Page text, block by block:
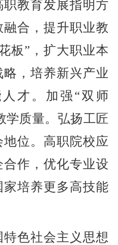
职教育发展指明方
合，提升职业教
板”，扩大职业本
，培养新兴产业
才。加强“双师
学质量。弘扬工匠
位。高职院校应
作，优化专业设
培养更多高技能
特色社会主义思想